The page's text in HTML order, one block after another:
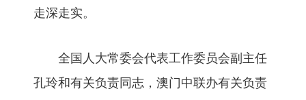
走深走实。
全国人大常委会代表工作委员会副主任
孔玲和有关负责同志，澳门中联办有关负责